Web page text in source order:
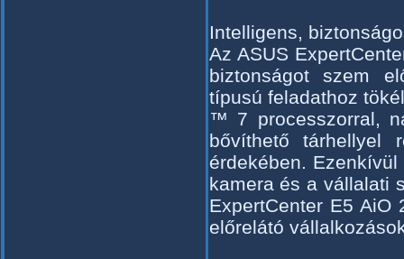
Intelligens,
Az ASUS
biztonságot szem
típusú feladathoz
™ 7 processzorral,
bővíthető tárhellyel
érdekében.
kamera és a vállalati
ExpertCenter E5 AiO
előrelátó